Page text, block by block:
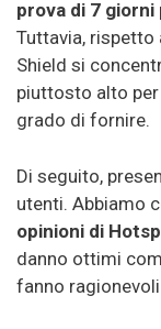
prova di 7 giorni
Tuttavia, rispetto
Shield si
piuttosto alto per
grado di fornire.
Di seguito,
utenti. Abbiamo
opinioni di
danno ottimi
fanno